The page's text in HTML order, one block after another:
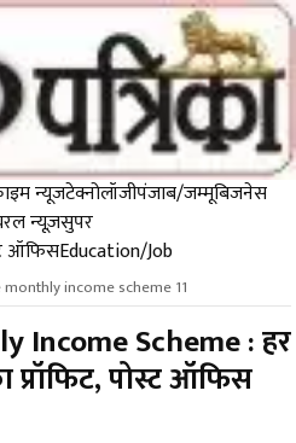
न्यूजटेक्नोलॉजीपंजाब/जम्मूबिजनेस
न्यूज़सुपर
ऑफिसEducation/Job
income scheme 11
Income Scheme : हर
प्रॉफिट, पोस्ट ऑफिस